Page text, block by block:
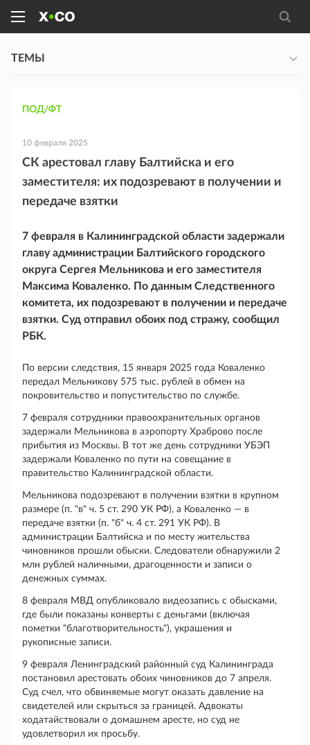
ТЕМЫ
ПОД/ФТ
10 февраля 2025
СК арестовал главу Балтийска и его
заместителя: их подозревают в получении и
передаче взятки
7 февраля в Калининградской области задержали
главу администрации Балтийского городского
округа Сергея Мельникова и его заместителя
Максима Коваленко. По данным Следственного
комитета, их подозревают в получении и передаче
взятки. Суд отправил обоих под стражу, сообщил
РБК.
По версии следствия, 15 января 2025 года Коваленко
передал Мельникову 575 тыс. рублей в обмен на
покровительство и попустительство по службе.
7 февраля сотрудники правоохранительных органов
задержали Мельникова в аэропорту Храброво после
прибытия из Москвы. В тот же день сотрудники УБЭП
задержали Коваленко по пути на совещание в
правительство Калининградской области.
Мельникова подозревают в получении взятки в крупном
размере (п. "в" ч. 5 ст. 290 УК РФ), а Коваленко — в
передаче взятки (п. "б" ч. 4 ст. 291 УК РФ). В
администрации Балтийска и по месту жительства
чиновников прошли обыски. Следователи обнаружили 2
млн рублей наличными, драгоценности и записи о
денежных суммах.
8 февраля МВД опубликовало видеозапись с обысками,
где были показаны конверты с деньгами (включая
пометки "благотворительность"), украшения и
рукописные записи.
9 февраля Ленинградский районный суд Калининграда
постановил арестовать обоих чиновников до 7 апреля.
Суд счел, что обвиняемые могут оказать давление на
свидетелей или скрыться за границей. Адвокаты
ходатайствовали о домашнем аресте, но суд не
удовлетворил их просьбу.